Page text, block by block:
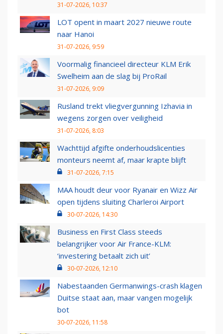
31-07-2026, 10:37
LOT opent in maart 2027 nieuwe route
naar Hanoi
31-07-2026, 9:59
Voormalig financieel directeur KLM Erik
Swelheim aan de slag bij ProRail
31-07-2026, 9:09
Rusland trekt vliegvergunning Izhavia in
wegens zorgen over veiligheid
31-07-2026, 8:03
Wachttijd afgifte onderhoudslicenties
monteurs neemt af, maar krapte blijft
31-07-2026, 7:15
MAA houdt deur voor Ryanair en Wizz Air
open tijdens sluiting Charleroi Airport
30-07-2026, 14:30
Business en First Class steeds
belangrijker voor Air France-KLM:
‘investering betaalt zich uit’
30-07-2026, 12:10
Nabestaanden Germanwings-crash klagen
Duitse staat aan, maar vangen mogelijk
bot
30-07-2026, 11:58